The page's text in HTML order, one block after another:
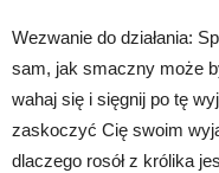
Wezwanie do działania:
sam, jak smaczny może
wahaj się i sięgnij po tę
zaskoczyć Cię swoim
dlaczego rosół z królika